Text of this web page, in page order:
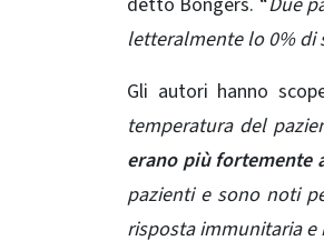
letteralmente lo 0% di
Gli autori hanno
temperatura del
erano più fortemente
pazienti e sono noti
risposta immunitaria